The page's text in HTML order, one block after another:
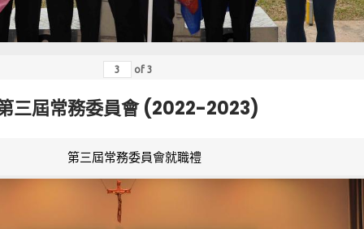
of 3
三屆常務委員會 (2022-2023)
第三屆常務委員會就職禮